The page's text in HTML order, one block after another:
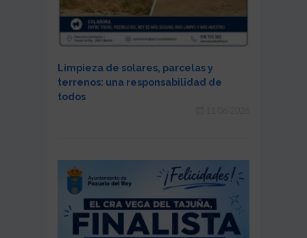
Limpieza de solares, parcelas y
terrenos: una responsabilidad de
todos